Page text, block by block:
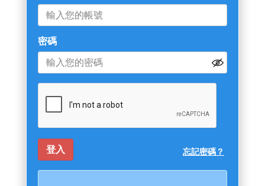
密碼
忘記密碼？